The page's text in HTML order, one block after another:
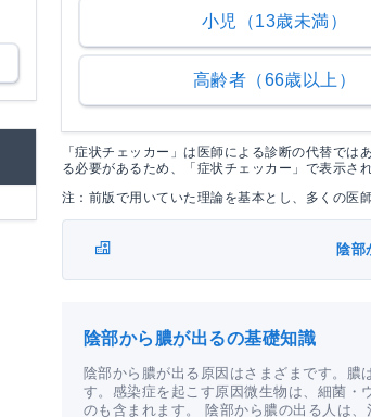
小児（13歳未満）
高齢者（66歳以上）
「症状チェッカー」は医師による診断の代替で
る必要があるため、「症状チェッカー」で表示さ
注：前版で用いていた理論を基本とし、多くの医
陰部
陰部から膿が出るの基礎知識
陰部から膿が出る原因はさまざまです。膿
す。感染症を起こす原因微生物は、細菌・
のも含まれます。 陰部から膿の出る人は